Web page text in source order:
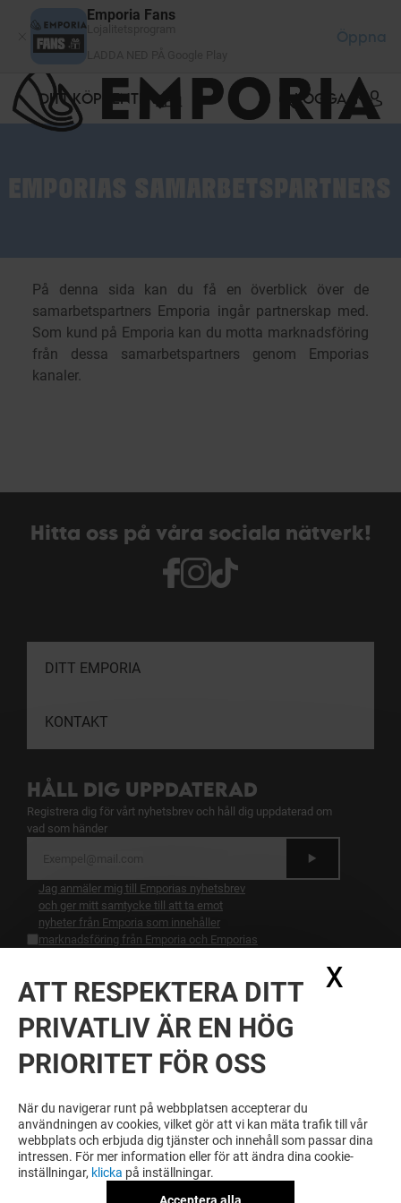
Emporia Fans
Öppna
DITT KÖPCENTER LOGGA IN
På denna sida kan du få en överblick över de
samarbetspartners Emporia ingår partnerskap med.
Som kund på Emporia kan du motta marknadsföring
från dessa samarbetspartners genom Emporias
kanaler.
Hitta oss på våra sociala nätverk!
DITT EMPORIA
KONTAKT
HÅLL DIG UPPDATERAD
Registrera dig för vårt nyhetsbrev och håll dig uppdaterad om
vad som händer
Jag anmäler mig till Emporias nyhetsbrev
och ger mitt samtycke till att ta emot
nyheter från Emporia som innehåller
marknadsföring från Emporia och Emporias
läst och förståttmarknadsföringssamtycke.
BLI BELÖNAD FÖR DIN LOJALITET
Bli medlem i EMPORIA FANS och få tillgån till
exklusiva fördelar, erbjudanden och services på
Allmänna regler & Användarvillkor
Personuppgiftspolicy
Cookie- hanteringspanel
ATT RESPEKTERA DITT
PRIVATLIV ÄR EN HÖG
PRIORITET FÖR OSS
När du navigerar runt på webbplatsen accepterar du
användningen av cookies, vilket gör att vi kan mäta trafik till vår
webbplats och erbjuda dig tjänster och innehåll som passar dina
intressen. För mer information eller för att ändra dina cookie-
inställningar, klicka på inställningar.
X